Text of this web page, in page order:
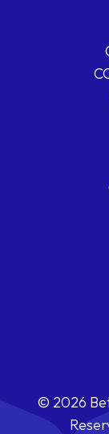
© 2026